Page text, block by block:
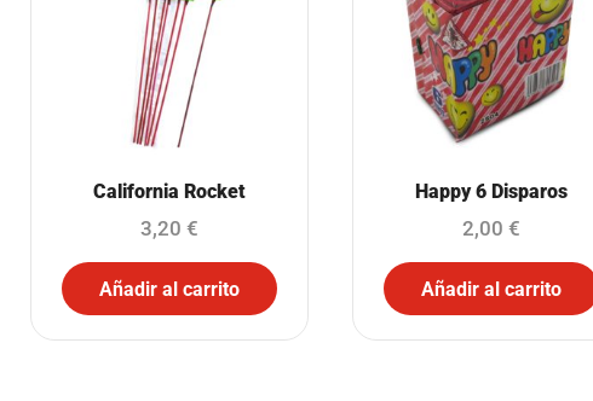
California Rocket
3,20 €
Añadir al carrito
Happy 6 Disparos
2,00 €
Añadir al carrito